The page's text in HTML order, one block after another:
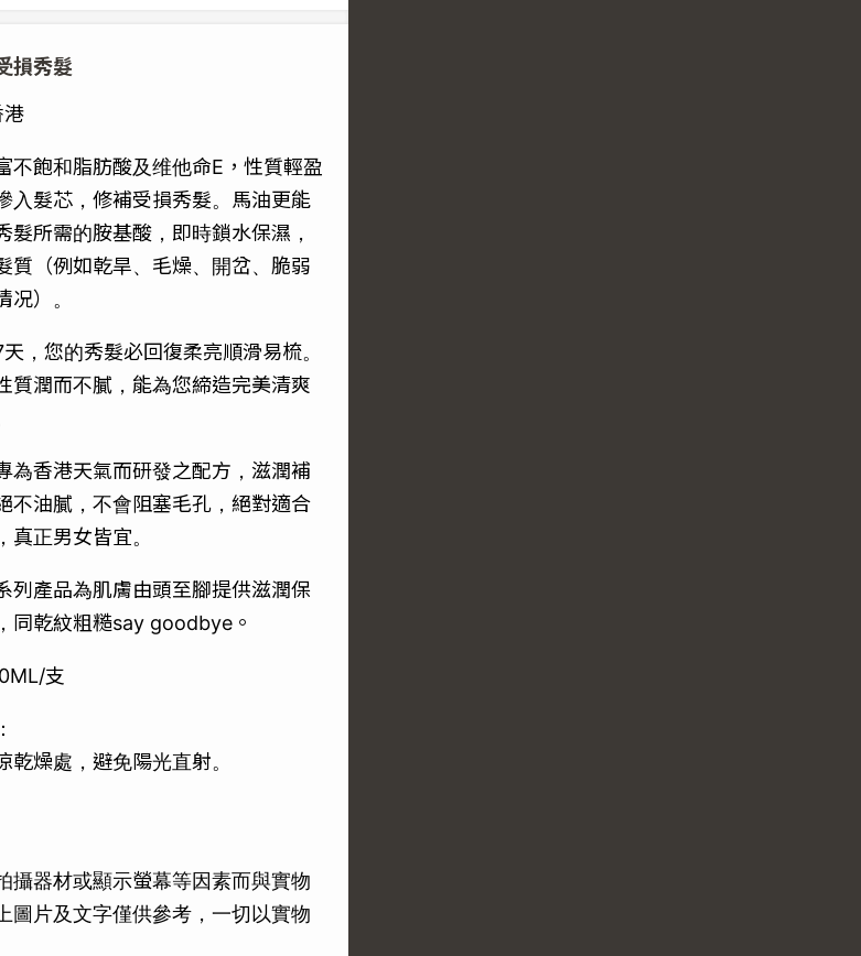
損秀髮
港
不飽和脂肪酸及维他命E，性質輕盈
入髮芯，修補受損秀髮。馬油更能
髮所需的胺基酸，即時鎖水保濕，
質（例如乾旱、毛燥、開岔、脆弱
况）。
，您的秀髮必回復柔亮順滑易梳。
質潤而不膩，能為您締造完美清爽
為香港天氣而研發之配方，滋潤補
不油膩，不會阻塞毛孔，絕對適合
真正男女皆宜。
列產品為肌膚由頭至腳提供滋潤保
同乾紋粗糙say goodbye。
支
乾燥處，避免陽光直射。
攝器材或顯示螢幕等因素而與實物
圖片及文字僅供參考，一切以實物